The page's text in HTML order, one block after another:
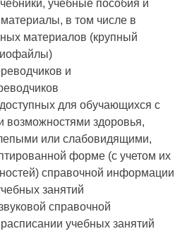
учебные пособия и
материалы, в том числе в
материалов (крупный
и
для обучающихся с
возможностями здоровья,
или слабовидящими,
форме (с учетом их
справочной информации
занятий
справочной
учебных занятий